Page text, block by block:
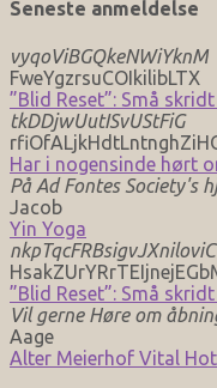
Seneste anmeldelse
vyqoViBGQkeNWiYknM
FweYgzrsuCOIkilibLTX
”Blid Reset”: Små
tkDDjwUutISvUStFiG
Har i nogensinde hørt
På Ad Fontes Society's
Jacob
Yin Yoga
”Blid Reset”: Små
Vil gerne Høre om
Aage
Alter Meierhof Vital